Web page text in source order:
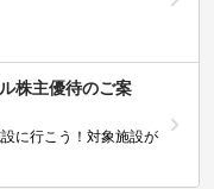
株主優待のご案
に行こう！対象施設が